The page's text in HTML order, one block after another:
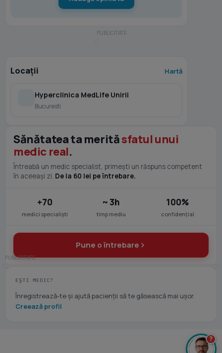
Locații Hartă
Hyperclinica MedLife Unirii
Bucuresti
Sănătatea ta merităsfatul unui
medic real.
Întreabă un medic specialist, primești un răspuns competent
în aceeași zi. De la 60 lei pe întrebare.
+70
medici specialiști
~ 3h
timp mediu
100%
confidențial
Pune o întrebare
EȘTI MEDIC?
Înregistrează-te și ajută pacienții să te găsească mai ușor.
Creează profil
?